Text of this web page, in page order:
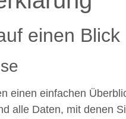
einen Blick
einen einfachen
alle Daten, mit denen